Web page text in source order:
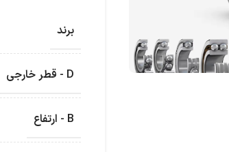
برند
D - قطر خارجی
B - ارتفاع